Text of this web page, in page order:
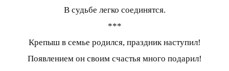
В судьбе легко соединятся.
***
Крепыш в семье родился, праздник наступил!
Появлением он своим счастья много подарил!